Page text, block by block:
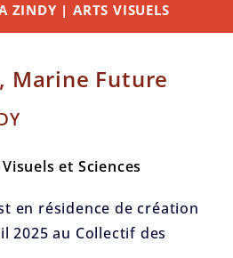
ZINDY | ARTS VISUELS
Marine Future
et Sciences
en résidence de création
2025 au Collectif des